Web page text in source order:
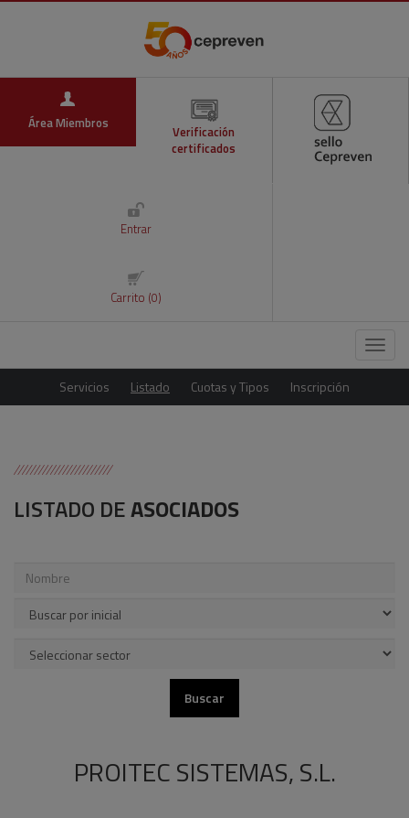
Área Miembros
Verificación
certificados
Entrar
Carrito (0)
Menú
Servicios Listado Cuotas y Tipos Inscripción
LISTADO DEASOCIADOS
PROITEC SISTEMAS, S.L.